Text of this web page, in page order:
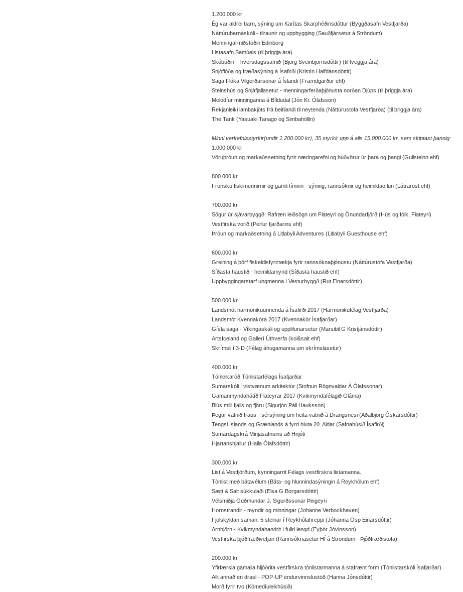
1.200.000 kr
Ég var aldrei barn, sýning um Karítas Skarphéðinsdóttur (Byggðasafn Vestfjarða)
Náttúrubarnaskóli - tilraunir og uppbygging (Sauðfjársetur á Ströndum)
Menningarmiðstöðin Edinborg
Listasafn Samúels (til þriggja ára)
Skóbúðin – hversdagssafnið (Björg Sveinbjörnsdóttir) (til tveggja ára)
Snjóflóða og fræðasýning á Ísafirði (Kristín Halfdánsdóttir)
Saga Flóka Vilgerðarsonar á Íslandi (Frændgarður ehf)
Steinshús og Snjáfjallasetur - menningarferðaþjónusta norðan Djúps (til þriggja ára)
Melódíur minninganna á Bíldudal (Jón Kr. Ólafsson)
Rekjanleiki lambakjöts frá beitilandi til neytenda (Náttúrustofa Vestfjarða) (til þriggja ára)
The Tank (Yasuaki Tanago og Simbahöllin)
Minni verkefnisstyrkir(undir 1.200.000 kr), 35 styrkir upp á alls 15.000.000 kr. sem skiptast þannig:
1.000.000 kr
Vöruþróun og markaðssetning fyrir næringarefni og húðvörur úr þara og þangi (Gullsteinn ehf)
800.000 kr
Frönsku fiskimennirnir og gamli tíminn - sýning, rannsóknir og heimildaöflun (Látraröst ehf)
700.000 kr
Sögur úr sjávarbyggð: Rafræn leiðsögn um Flateyri og Önundarfjörð (Hús og fólk, Flateyri)
Vestfirska vorið (Perlur fjarðarins ehf)
Þróun og markaðsetning á Litlabyli Adventures (Litlabyli Guesthouse ehf)
600.000 kr
Greining á þörf fiskeldisfyrirtækja fyrir rannsóknaþjónustu (Náttúrustofa Vestfjarða)
Síðasta haustið - heimildamynd (Síðasta haustið ehf)
Uppbyggingarstarf ungmenna í Vesturbyggð (Rut Einarsdóttir)
500.000 kr
Landsmót harmonikuunnenda á Ísafirði 2017 (Harmonikufélag Vestfjarða)
Landsmót Kvennakóra 2017 (Kvennakór Ísafjarðar)
Gísla saga - Víkingaskáli og upplifunarsetur (Marsibil G Kristjánsdóttir)
ArtsIceland og Gallerí Úthverfa (kol&salt ehf)
Skrímsli í 3-D (Félag áhugamanna um skrímslasetur)
400.000 kr
Tónleikaröð Tónlistarfélags Ísafjarðar
Sumarskóli í vistvænum arkitektúr (Stofnun Rögnvaldar Á Ólafssonar)
Gamanmyndahátíð Flateyrar 2017 (Kvikmyndafélagið Gláma)
Blús milli fjalls og fjöru (Sigurjón Páll Hauksson)
Þegar vatnið fraus - sérsýning um heita vatnið á Drangsnesi (Aðalbjörg Óskarsdóttir)
Tengsl Íslands og Grænlands á fyrri hluta 20. Aldar (Safnahúsið Ísafirði)
Sumardagskrá Minjasafnsins að Hnjóti
Hjartanshjallur (Halla Ólafsdóttir)
300.000 kr
List á Vestfjörðum, kynningarrit Félags vestfirskra listamanna.
Tónlist með bátavélum (Báta- og hlunnindasýningin á Reykhólum ehf)
Sætt & Salt súkkulaði (Elsa G Borgarsdóttir)
Vélsmiðja Guðmundar J. Sigurðssonar Þingeyri
Hornstrandir - myndir og minningar (Johanne Verbockhaven)
Fjölskyldan saman, 5 steinar í Reykhólahreppi (Jóhanna Ösp Einarsdóttir)
Arnbjörn - Kvikmyndahandrit í fullri lengd (Eyþór Jóvinsson)
Vestfirska þjóðfræðivefjan (Rannsóknasetur HÍ á Ströndum - Þjóðfræðistofa)
200.000 kr
Yfirfærsla gamalla hljóðrita vestfirskra tónlistarmanna á stafrænt form (Tónlistarskóli Ísafjarðar)
Allt annað en drasl - POP-UP endurvinnslustöð (Hanna Jónsdóttir)
Morð fyrir tvo (Kómedíuleikhúsið)